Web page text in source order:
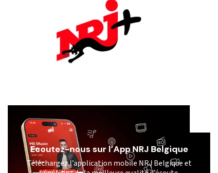
Ecoutez-nous sur l’App NRJ Belgique
Téléchargez l’application mobile NRJ Belgique et